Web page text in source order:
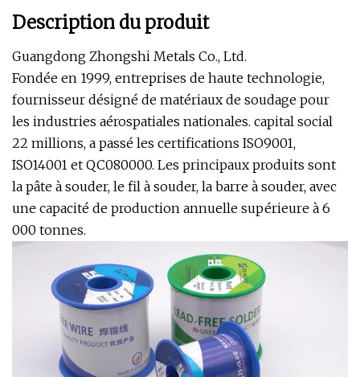
Description du produit
Guangdong Zhongshi Metals Co., Ltd.
Fondée en 1999, entreprises de haute technologie,
fournisseur désigné de matériaux de soudage pour
les industries aérospatiales nationales. capital social
22 millions, a passé les certifications ISO9001,
ISO14001 et QC080000. Les principaux produits sont
la pâte à souder, le fil à souder, la barre à souder, avec
une capacité de production annuelle supérieure à 6
000 tonnes.